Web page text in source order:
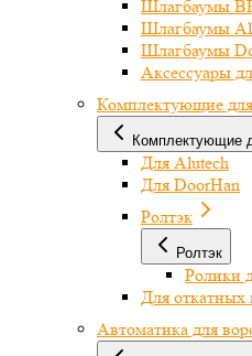
Шлагбаумы
Шлагбаумы
Шлагбаумы
Аксессуары
Комплектующие
Комплектующие
Для Alutech
Для DoorHan
Ролтэк
Ролтэк
Ролики
Для откатных
Автоматика для